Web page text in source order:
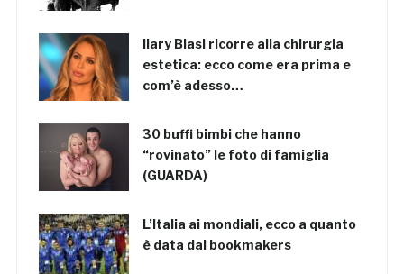
Ilary Blasi ricorre alla chirurgia
estetica: ecco come era prima e
com’è adesso…
30 buffi bimbi che hanno
“rovinato” le foto di famiglia
(GUARDA)
L’Italia ai mondiali, ecco a quanto
è data dai bookmakers